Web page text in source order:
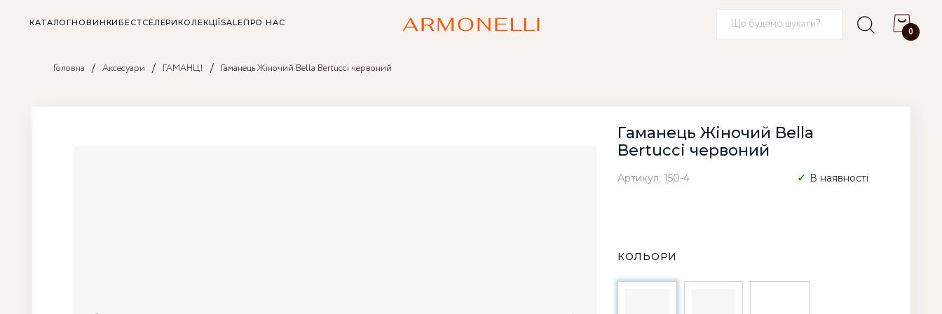
КАТАЛОГНОВИНКИБЕСТСЕЛЕРИКОЛЕКЦІЇ SALEПРО НАС
0
Головна / Аксесуари / ГАМАНЦІ / Гаманець Жіночий Bella Bertucci червоний
Гаманець Жіночий Bella
Bertucci червоний
Артикул: 150-4 В наявності
КОЛЬОРИ